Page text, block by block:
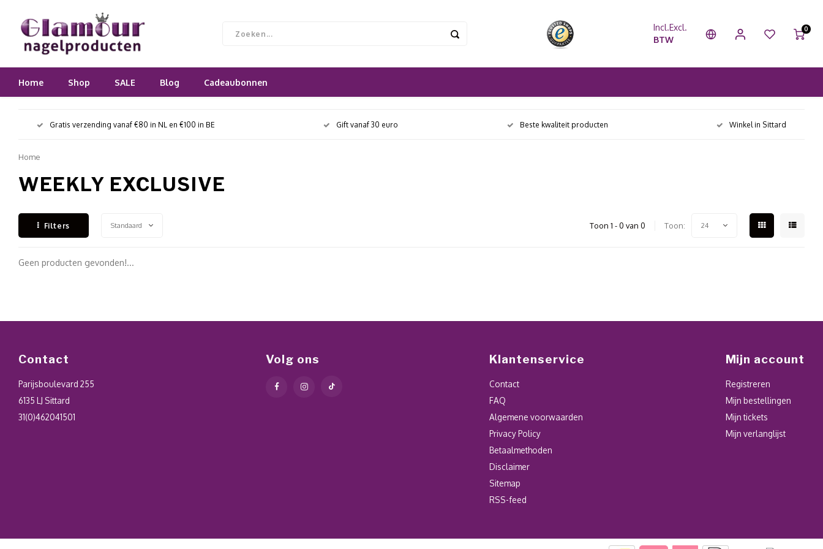
Incl.Excl.
BTW
0
Home Shop SALE Blog Cadeaubonnen
Gratis verzending vanaf €80 in NL en €100 in BE Gift vanaf 30 euro Beste kwaliteit producten Winkel in Sittard
Home
WEEKLY EXCLUSIVE
Filters Standaard Toon 1 - 0 van 0 Toon: 24
Geen producten gevonden!...
Contact
Parijsboulevard 255
6135 LJ Sittard
31(0)462041501
Volg ons Klantenservice
Contact
FAQ
Algemene voorwaarden
Privacy Policy
Betaalmethoden
Disclaimer
Sitemap
RSS-feed
Mijn account
Registreren
Mijn bestellingen
Mijn tickets
Mijn verlanglijst